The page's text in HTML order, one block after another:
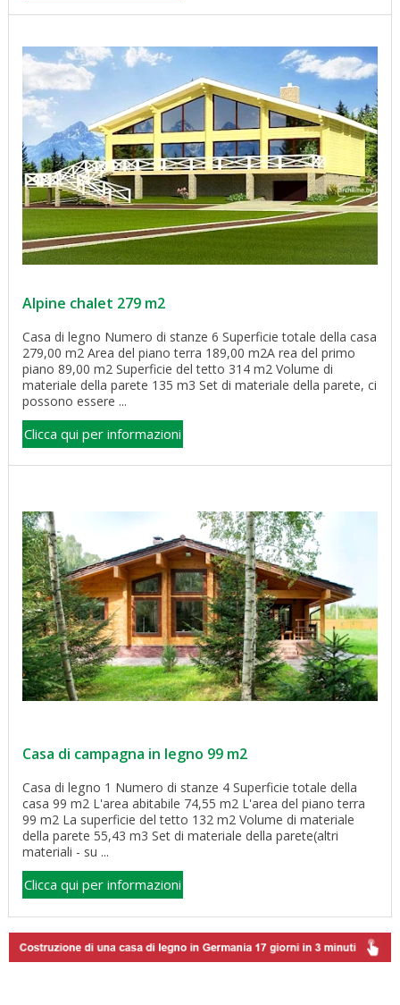
Alpine chalet 279 m2
Casa di legno Numero di stanze 6 Superficie totale della casa
279,00 m2 Area del piano terra 189,00 m2A rea del primo
piano 89,00 m2 Superficie del tetto 314 m2 Volume di
materiale della parete 135 m3 Set di materiale della parete, ci
possono essere ...
Clicca qui per informazioni
Casa di campagna in legno 99 m2
Casa di legno 1 Numero di stanze 4 Superficie totale della
casa 99 m2 L'area abitabile 74,55 m2 L'area del piano terra
99 m2 La superficie del tetto 132 m2 Volume di materiale
della parete 55,43 m3 Set di materiale della parete(altri
materiali - su ...
Clicca qui per informazioni